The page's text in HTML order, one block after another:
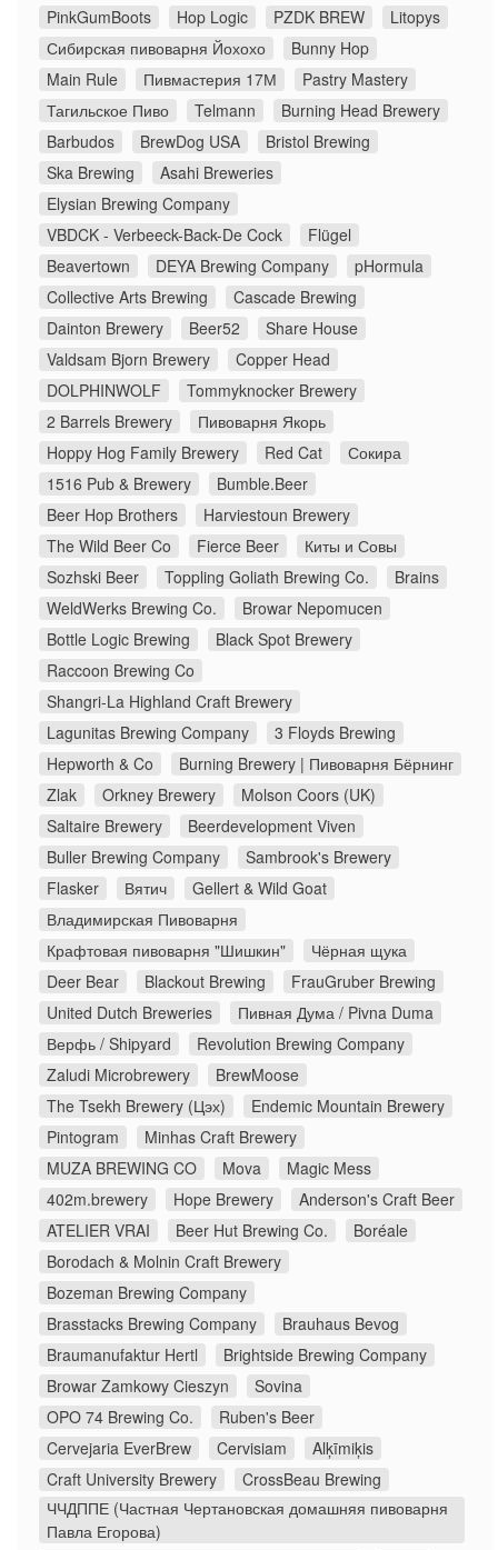
PinkGumBoots Hop Logic PZDK BREW
Litopys
Сибирская пивоварня Йохохо
Bunny Hop
Main Rule
Пивмастерия 17М
Pastry Mastery
Тагильское Пиво
Telmann
Burning Head Brewery
Barbudos
BrewDog USA
Bristol Brewing
Ska Brewing
Asahi Breweries
Elysian Brewing Company
VBDCK - Verbeeck-Back-De Cock
Flügel
Beavertown
DEYA Brewing Company
pHormula
Collective Arts Brewing
Cascade Brewing
Dainton Brewery
Beer52
Share House
Valdsam Bjorn Brewery
Copper Head
DOLPHINWOLF
Tommyknocker Brewery
2 Barrels Brewery
Пивоварня Якорь
Hoppy Hog Family Brewery
Red Cat
Сокира
1516 Pub & Brewery
Bumble.Beer
Beer Hop Brothers
Harviestoun Brewery
The Wild Beer Co
Fierce Beer
Киты и Совы
Sozhski Beer
Toppling Goliath Brewing Co.
Brains
WeldWerks Brewing Co.
Browar Nepomucen
Bottle Logic Brewing
Black Spot Brewery
Raccoon Brewing Co
Shangri-La Highland Craft Brewery
Lagunitas Brewing Company
3 Floyds Brewing
Hepworth & Co
Burning Brewery | Пивоварня Бёрнинг
Zlak
Orkney Brewery
Molson Coors (UK)
Saltaire Brewery
Beerdevelopment Viven
Buller Brewing Company
Sambrook's Brewery
Flasker
Вятич
Gellert & Wild Goat
Владимирская Пивоварня
Крафтовая пивоварня "Шишкин"
Чёрная щука
Deer Bear
Blackout Brewing
FrauGruber Brewing
United Dutch Breweries
Пивная Дума / Pivna Duma
Верфь / Shipyard
Revolution Brewing Company
Zaludi Microbrewery
BrewMoose
The Tsekh Brewery (Цэх)
Endemic Mountain Brewery
Pintogram
Minhas Craft Brewery
MUZA BREWING CO
Mova
Magic Mess
402m.brewery
Hope Brewery
Anderson's Craft Beer
ATELIER VRAI
Beer Hut Brewing Co.
Boréale
Borodach & Molnin Craft Brewery
Bozeman Brewing Company
Brasstacks Brewing Company
Brauhaus Bevog
Braumanufaktur Hertl
Brightside Brewing Company
Browar Zamkowy Cieszyn
Sovina
OPO 74 Brewing Co.
Ruben's Beer
Cervejaria EverBrew
Cervisiam
Alķīmiķis
Craft University Brewery
CrossBeau Brewing
ЧЧДППЕ (Частная Чертановская домашняя пивоварня
Павла Егорова)